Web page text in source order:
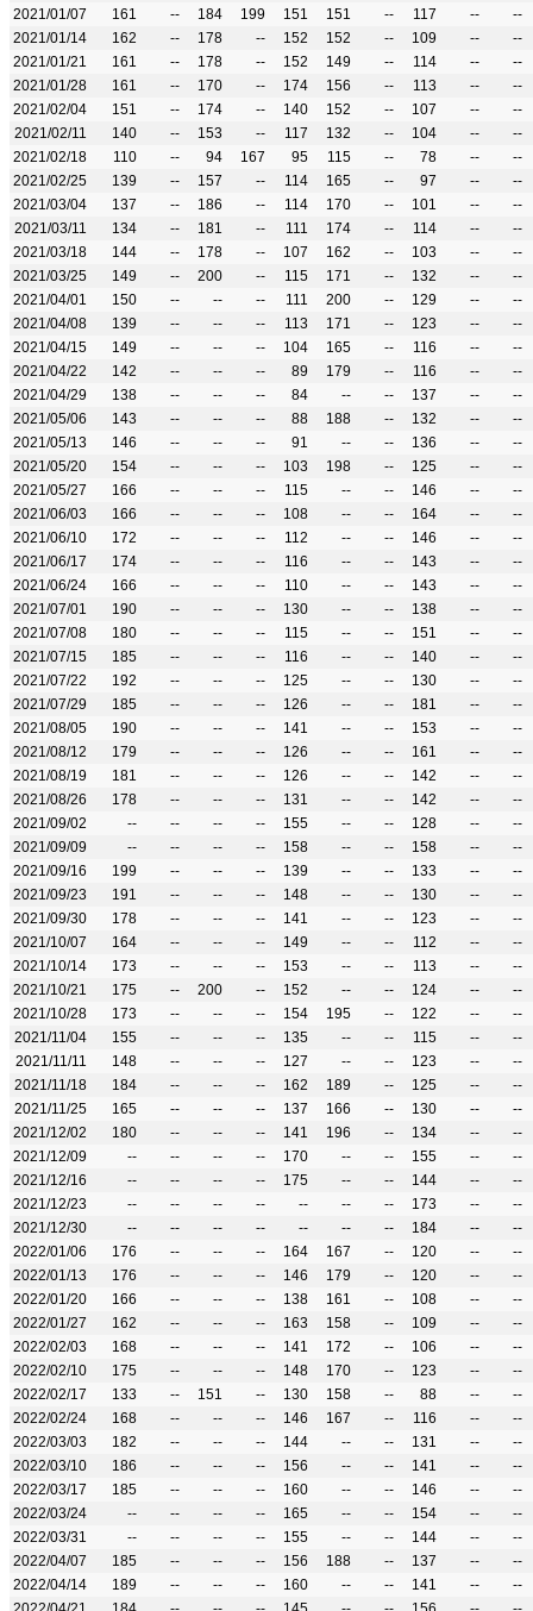
2021/01/07
161 -- 184 199 151 151 -- 117 --
--
2021/01/14
162 -- 178 -- 152 152 -- 109 --
--
2021/01/21
161 -- 178 -- 152 149 -- 114 --
--
2021/01/28
161 -- 170 -- 174 156 -- 113 --
--
2021/02/04
151 -- 174 -- 140 152 -- 107 --
--
2021/02/11
140 -- 153 -- 117 132 -- 104 --
--
2021/02/18
110 -- 94 167 95 115 -- 78 --
--
2021/02/25
139 -- 157 -- 114 165 -- 97 --
--
2021/03/04
137 -- 186 -- 114 170 -- 101 --
--
2021/03/11
134 -- 181 -- 111 174 -- 114 --
--
2021/03/18
144 -- 178 -- 107 162 -- 103 --
--
2021/03/25
149 -- 200 -- 115 171 -- 132 --
--
2021/04/01
150 -- -- -- 111 200 -- 129 --
--
2021/04/08
139 -- -- -- 113 171 -- 123 --
--
2021/04/15
149 -- -- -- 104 165 -- 116 --
--
2021/04/22
142 -- -- -- 89 179 -- 116 --
--
2021/04/29
138 -- -- -- 84 -- -- 137 --
--
2021/05/06
143 -- -- -- 88 188 -- 132 --
--
2021/05/13
146 -- -- -- 91 -- -- 136 --
--
2021/05/20
154 -- -- -- 103 198 -- 125 --
--
2021/05/27
166 -- -- -- 115 -- -- 146 --
--
2021/06/03
166 -- -- -- 108 -- -- 164 --
--
2021/06/10
172 -- -- -- 112 -- -- 146 --
--
2021/06/17
174 -- -- -- 116 -- -- 143 --
--
2021/06/24
166 -- -- -- 110 -- -- 143 --
--
2021/07/01
190 -- -- -- 130 -- -- 138 --
--
2021/07/08
180 -- -- -- 115 -- -- 151 --
--
2021/07/15
185 -- -- -- 116 -- -- 140 --
--
2021/07/22
192 -- -- -- 125 -- -- 130 --
--
2021/07/29
185 -- -- -- 126 -- -- 181 --
--
2021/08/05
190 -- -- -- 141 -- -- 153 --
--
2021/08/12
179 -- -- -- 126 -- -- 161 --
--
2021/08/19
181 -- -- -- 126 -- -- 142 --
--
2021/08/26
178 -- -- -- 131 -- -- 142 --
--
2021/09/02
-- -- -- -- 155 -- -- 128 --
--
2021/09/09
-- -- -- -- 158 -- -- 158 --
--
2021/09/16
199 -- -- -- 139 -- -- 133 --
--
2021/09/23
191 -- -- -- 148 -- -- 130 --
--
2021/09/30
178 -- -- -- 141 -- -- 123 --
--
2021/10/07
164 -- -- -- 149 -- -- 112 --
--
2021/10/14
173 -- -- -- 153 -- -- 113 --
--
2021/10/21
175 -- 200 -- 152 -- -- 124 --
--
2021/10/28
173 -- -- -- 154 195 -- 122 --
--
2021/11/04
155 -- -- -- 135 -- -- 115 --
--
2021/11/11
148 -- -- -- 127 -- -- 123 --
--
2021/11/18
184 -- -- -- 162 189 -- 125 --
--
2021/11/25
165 -- -- -- 137 166 -- 130 --
--
2021/12/02
180 -- -- -- 141 196 -- 134 --
--
2021/12/09
-- -- -- -- 170 -- -- 155 --
--
2021/12/16
-- -- -- -- 175 -- -- 144 --
--
2021/12/23
-- -- -- -- -- -- -- 173 --
--
2021/12/30
-- -- -- -- -- -- -- 184 --
--
2022/01/06
176 -- -- -- 164 167 -- 120 --
--
2022/01/13
176 -- -- -- 146 179 -- 120 --
--
2022/01/20
166 -- -- -- 138 161 -- 108 --
--
2022/01/27
162 -- -- -- 163 158 -- 109 --
--
2022/02/03
168 -- -- -- 141 172 -- 106 --
--
2022/02/10
175 -- -- -- 148 170 -- 123 --
--
2022/02/17
133 -- 151 -- 130 158 -- 88 --
--
2022/02/24
168 -- -- -- 146 167 -- 116 --
--
2022/03/03
182 -- -- -- 144 -- -- 131 --
--
2022/03/10
186 -- -- -- 156 -- -- 141 --
--
2022/03/17
185 -- -- -- 160 -- -- 146 --
--
2022/03/24
-- -- -- -- 165 -- -- 154 --
--
2022/03/31
-- -- -- -- 155 -- -- 144 --
--
2022/04/07
185 -- -- -- 156 188 -- 137 --
--
2022/04/14
189 -- -- -- 160 -- -- 141 --
--